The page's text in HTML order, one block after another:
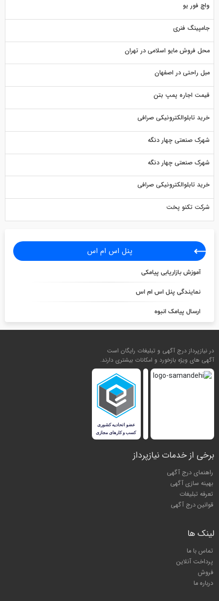
واچ فور یو
جامپینگ فنری
محل فروش مایو اسلامی در تهران
مبل راحتی در اصفهان
قیمت اجاره پمپ بتن
خرید تابلوالکترونیکی صرافی
شهرک صنعتی چهار دنگه
شهرک صنعتی چهار دنگه
خرید تابلوالکترونیکی صرافی
شرکت تکنو پخت
پنل اس ام اس
آموزش بازاریابی پیامکی
نمایندگی پنل اس ام اس
ارسال پیامک انبوه
در نیازپرداز درج آگهی و تبلیغات رایگان است
آگهی های ویژه بازخورد و امکانات بیشتری دارند.
برخی از خدمات نیازپرداز
راهنمای درج آگهی
بهینه سازی آگهی
تعرفه تبلیغات
قوانین درج آگهی
لینک ها
تماس با ما
پرداخت آنلاین
فروش
درباره ما